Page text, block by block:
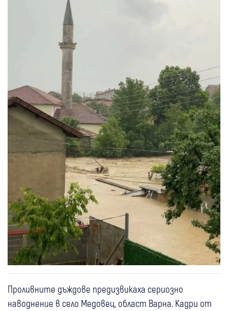
Проливните дъждове предизвикаха сериозно
наводнение в село Медовец, област Варна. Кадри от